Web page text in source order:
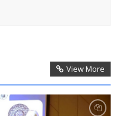
View More